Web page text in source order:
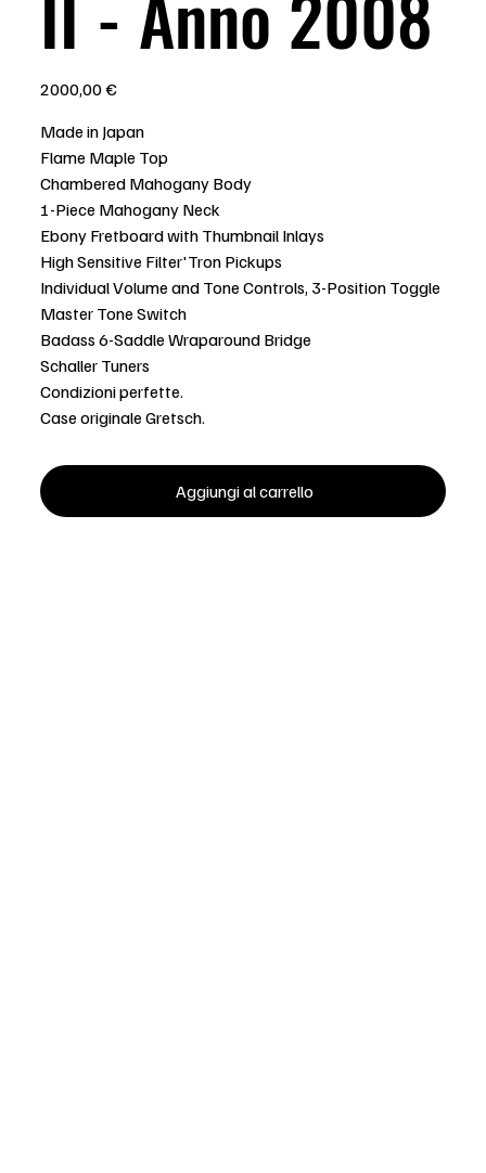
2000,00 €
Made in Japan
Flame Maple Top
Chambered Mahogany Body
1-Piece Mahogany Neck
Ebony Fretboard with Thumbnail Inlays
High Sensitive Filter'Tron Pickups
Individual Volume and Tone Controls, 3-Position Toggle
Master Tone Switch
Badass 6-Saddle Wraparound Bridge
Schaller Tuners
Condizioni perfette.
Case originale Gretsch.
Aggiungi al carrello